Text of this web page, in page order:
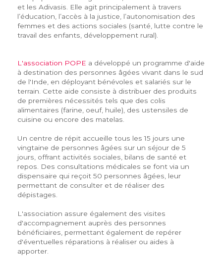
et les Adivasis. Elle agit principalement à travers
l’éducation, l’accès à la justice, l’autonomisation des
femmes et des actions sociales (santé, lutte contre le
travail des enfants, développement rural).
L'association POPE a développé un programme d'aide
à destination des personnes âgées vivant dans le sud
de l'Inde, en déployant bénévoles et salariés sur le
terrain. Cette aide consiste à distribuer des produits
de premières nécessités tels que des colis
alimentaires (farine, oeuf, huile), des ustensiles de
cuisine ou encore des matelas.
Un centre de répit accueille tous les 15 jours une
vingtaine de personnes âgées sur un séjour de 5
jours, offrant activités sociales, bilans de santé et
repos. Des consultations médicales se font via un
dispensaire qui reçoit 50 personnes âgées, leur
permettant de consulter et de réaliser des
dépistages.
L'association assure également des visites
d'accompagnement auprès des personnes
bénéficiaires, permettant également de repérer
d'éventuelles réparations à réaliser ou aides à
apporter.